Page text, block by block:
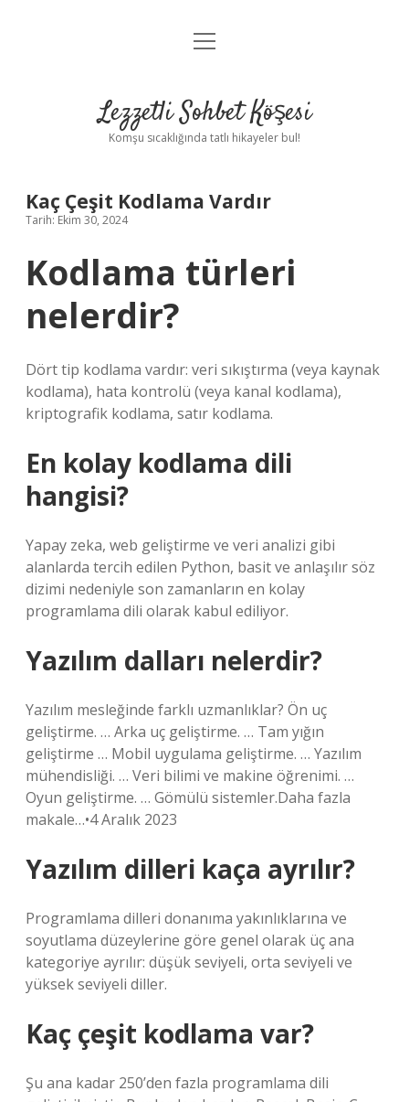
Anasayfa
Yasal Uyarı
menüyü
Lezzetli Sohbet Köşesi
Komşu sıcaklığında tatlı hikayeler bul!
Kaç Çeşit Kodlama Vardır
Tarih: Ekim 30, 2024
Kodlama türleri
nelerdir?
Dört tip kodlama vardır: veri sıkıştırma (veya kaynak
kodlama), hata kontrolü (veya kanal kodlama),
kriptografik kodlama, satır kodlama.
En kolay kodlama dili
hangisi?
Yapay zeka, web geliştirme ve veri analizi gibi
alanlarda tercih edilen Python, basit ve anlaşılır söz
dizimi nedeniyle son zamanların en kolay
programlama dili olarak kabul ediliyor.
Yazılım dalları nelerdir?
Yazılım mesleğinde farklı uzmanlıklar? Ön uç
geliştirme. … Arka uç geliştirme. … Tam yığın
geliştirme … Mobil uygulama geliştirme. … Yazılım
mühendisliği. … Veri bilimi ve makine öğrenimi. …
Oyun geliştirme. … Gömülü sistemler.Daha fazla
makale…•4 Aralık 2023
Yazılım dilleri kaça ayrılır?
Programlama dilleri donanıma yakınlıklarına ve
soyutlama düzeylerine göre genel olarak üç ana
kategoriye ayrılır: düşük seviyeli, orta seviyeli ve
yüksek seviyeli diller.
Kaç çeşit kodlama var?
Şu ana kadar 250’den fazla programlama dili